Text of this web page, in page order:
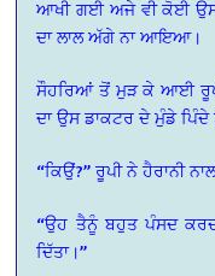
ਆਖੀ ਗਈ ਅਜੇ ਵੀ ਕੋਈ ਉਸ
ਦਾ ਲਾਲ ਅੱਗੇ ਨਾ ਆਇਆ।
ਸੌਹਰਿਆਂ ਤੋਂ ਮੁੜ ਕੇ ਆਈ
ਦਾ ਉਸ ਡਾਕਟਰ ਦੇ ਮੁੰਡੇ
“ਕਿਉਂ?” ਰੂਪੀ ਨੇ ਹੈਰਾਨੀ
“ਉਹ ਤੈਨੂੰ ਬਹੁਤ ਪੰਸਦ
ਦਿੱਤਾ।”